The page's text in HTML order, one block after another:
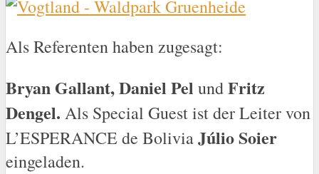
Als Referenten haben zugesagt:
Bryan Gallant, Daniel Pel undFritz
Dengel. Als Special Guest ist der Leiter von
L’ESPERANCE de BoliviaJúlio Soier
eingeladen.